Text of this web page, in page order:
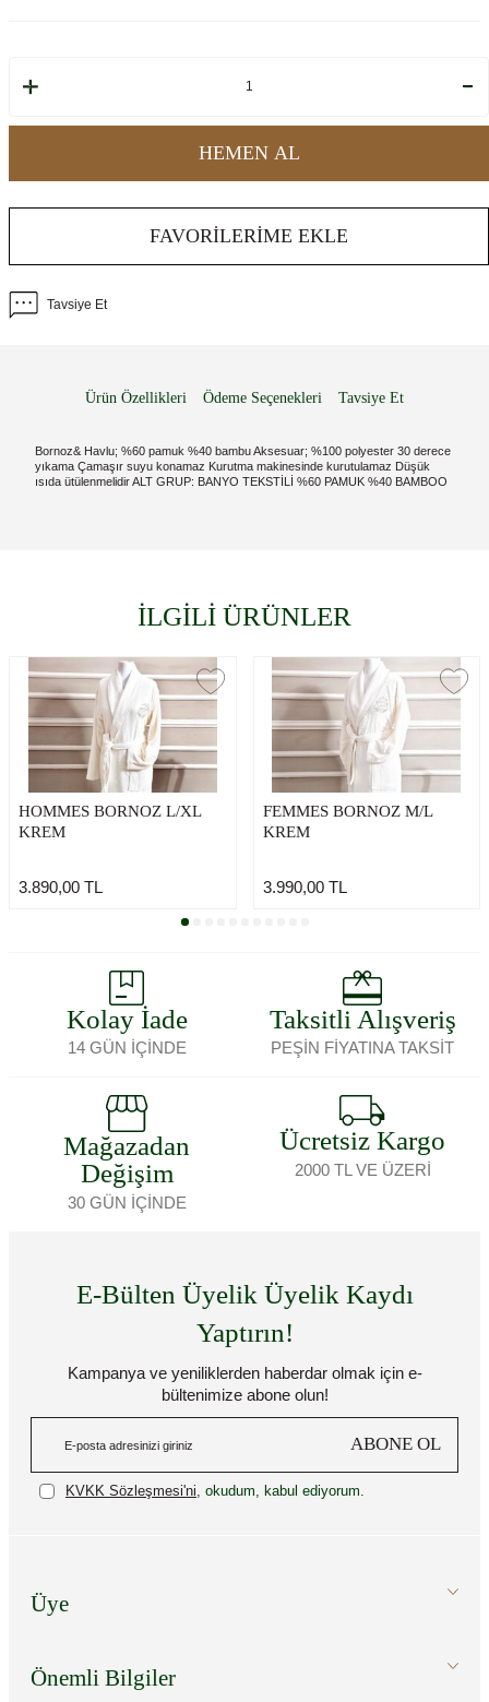
HEMEN AL
FAVORILERIME EKLE
Tavsiye Et
Ürün Özellikleri Ödeme Seçenekleri Tavsiye Et
Bornoz& Havlu; %60 pamuk %40 bambu Aksesuar; %100 polyester 30 derece
yıkama Çamaşır suyu konamaz Kurutma makinesinde kurutulamaz Düşük
ısıda ütülenmelidir ALT GRUP: BANYO TEKSTİLİ %60 PAMUK %40 BAMBOO
İLGİLİ ÜRÜNLER
HOMMES BORNOZ L/XL
KREM
3.890,00 TL
FEMMES BORNOZ M/L
KREM
3.990,00TL
Kolay İade
14 GÜN İÇİNDE
Taksitli Alışveriş
PEŞİN FİYATINA TAKSİT
Mağazadan
Değişim
30 GÜN İÇİNDE
Ücretsiz Kargo
2000 TL VE ÜZERİ
E-Bülten Üyelik Üyelik Kaydı
Yaptırın!
Kampanya ve yeniliklerden haberdar olmak için e-
bültenimize abone olun!
ABONE OL
KVKK Sözleşmesi'ni , okudum, kabul ediyorum.
Üye
Önemli Bilgiler